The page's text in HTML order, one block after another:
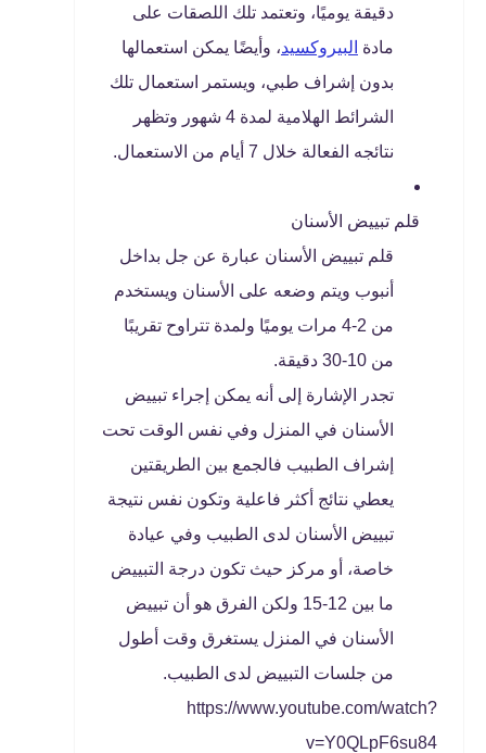
دقيقة يوميًا، وتعتمد تلك اللصقات على
مادة البيروكسيد، وأيضًا يمكن استعمالها
بدون إشراف طبي، ويستمر استعمال تلك
الشرائط الهلامية لمدة 4 شهور وتظهر
نتائجه الفعالة خلال 7 أيام من الاستعمال.
قلم تبييض الأسنان
قلم تبييض الأسنان عبارة عن جل بداخل
أنبوب ويتم وضعه على الأسنان ويستخدم
من 2-4 مرات يوميًا ولمدة تتراوح تقريبًا
من 10-30 دقيقة.
تجدر الإشارة إلى أنه يمكن إجراء تبييض
الأسنان في المنزل وفي نفس الوقت تحت
إشراف الطبيب فالجمع بين الطريقتين
يعطي نتائج أكثر فاعلية وتكون نفس نتيجة
تبييض الأسنان لدى الطبيب وفي عيادة
خاصة، أو مركز حيث تكون درجة التبييض
ما بين 12-15 ولكن الفرق هو أن تبييض
الأسنان في المنزل يستغرق وقت أطول
من جلسات التبييض لدى الطبيب.
https://www.youtube.com/watch?
v=Y0QLpF6su84